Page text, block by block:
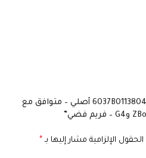
كن أول من يقيم “كيبورد اتش بي 6037B0113804 أصلي – متوافق مع
الحقول الإلزامية مشار إليها بـ *